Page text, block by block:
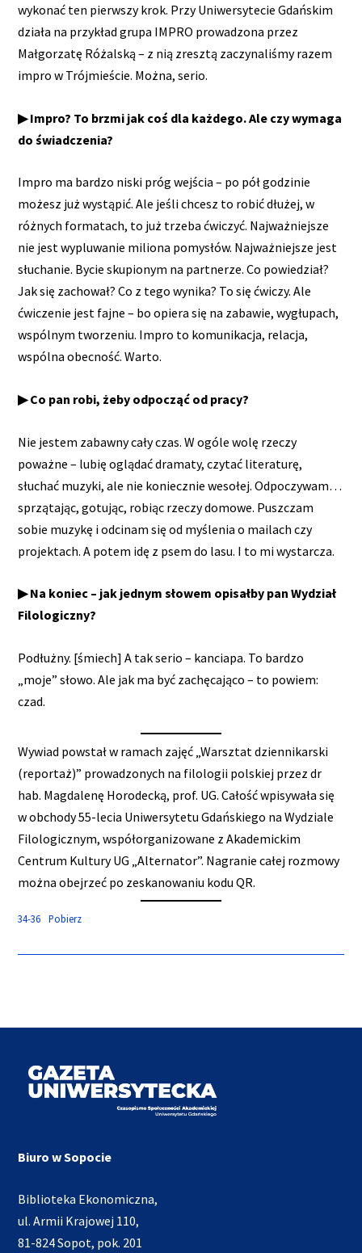
wykonać ten pierwszy krok. Przy Uniwersytecie Gdańskim
działa na przykład grupa IMPRO prowadzona przez
Małgorzatę Różalską – z nią zresztą zaczynaliśmy razem
impro w Trójmieście. Można, serio.
▶ Impro? To brzmi jak coś dla każdego. Ale czy wymaga
do świadczenia?
Impro ma bardzo niski próg wejścia – po pół godzinie
możesz już wystąpić. Ale jeśli chcesz to robić dłużej, w
różnych formatach, to już trzeba ćwiczyć. Najważniejsze
nie jest wypluwanie miliona pomysłów. Najważniejsze jest
słuchanie. Bycie skupionym na partnerze. Co powiedział?
Jak się zachował? Co z tego wynika? To się ćwiczy. Ale
ćwiczenie jest fajne – bo opiera się na zabawie, wygłupach,
wspólnym tworzeniu. Impro to komunikacja, relacja,
wspólna obecność. Warto.
▶ Co pan robi, żeby odpocząć od pracy?
Nie jestem zabawny cały czas. W ogóle wolę rzeczy
poważne – lubię oglądać dramaty, czytać literaturę,
słuchać muzyki, ale nie koniecznie wesołej. Odpoczywam…
sprzątając, gotując, robiąc rzeczy domowe. Puszczam
sobie muzykę i odcinam się od myślenia o mailach czy
projektach. A potem idę z psem do lasu. I to mi wystarcza.
▶ Na koniec – jak jednym słowem opisałby pan Wydział
Filologiczny?
Podłużny. [śmiech] A tak serio – kanciapa. To bardzo
„moje” słowo. Ale jak ma być zachęcająco – to powiem:
czad.
Wywiad powstał w ramach zajęć „Warsztat dziennikarski
(reportaż)” prowadzonych na filologii polskiej przez dr
hab. Magdalenę Horodecką, prof. UG. Całość wpisywała się
w obchody 55-lecia Uniwersytetu Gdańskiego na Wydziale
Filologicznym, współorganizowane z Akademickim
Centrum Kultury UG „Alternator”. Nagranie całej rozmowy
można obejrzeć po zeskanowaniu kodu QR.
34-36 Pobierz
Biuro w Sopocie
Biblioteka Ekonomiczna,
ul. Armii Krajowej 110,
81-824 Sopot, pok. 201